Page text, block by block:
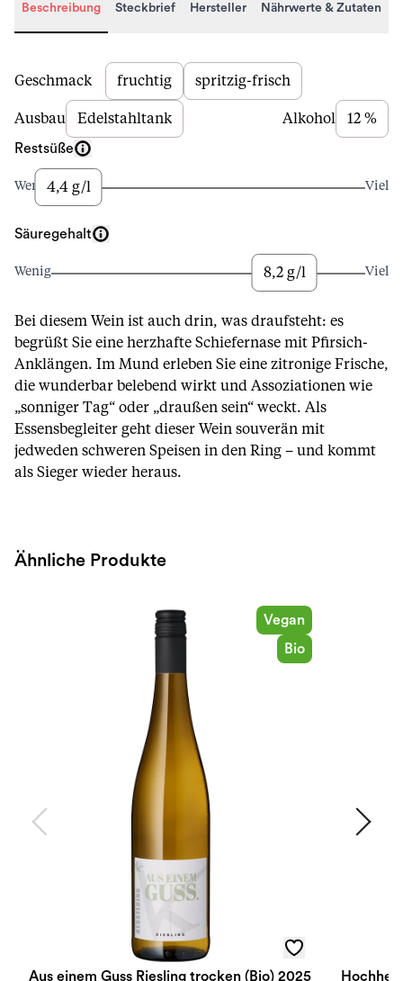
Beschreibung Steckbrief Hersteller Nährwerte & Zutaten
Beschreibung
Geschmack fruchtig spritzig-frisch
Ausbau Edelstahltank Alkohol 12 %
Restsüße
Wenig4,4 g/l Viel
Säuregehalt
Wenig 8,2 g/l Viel
Bei diesem Wein ist auch drin, was draufsteht: es
begrüßt Sie eine herzhafte Schiefernase mit Pfirsich-
Anklängen. Im Mund erleben Sie eine zitronige Frische,
die wunderbar belebend wirkt und Assoziationen wie
„sonniger Tag“ oder „draußen sein“ weckt. Als
Essensbegleiter geht dieser Wein souverän mit
jedweden schweren Speisen in den Ring – und kommt
als Sieger wieder heraus.
Ähnliche Produkte
Vegan
Bio
Aus einem Guss Riesling trocken (Bio) 2025